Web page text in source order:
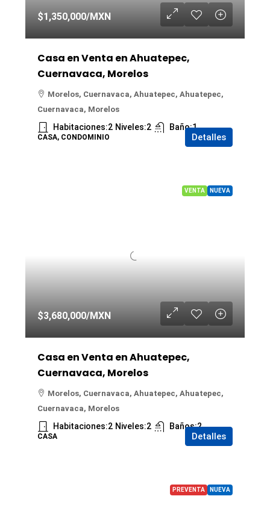
$1,350,000/MXN
Casa en Venta en Ahuatepec,
Cuernavaca, Morelos
Morelos, Cuernavaca, Ahuatepec, Ahuatepec,
Cuernavaca, Morelos
Habitaciones:2 Niveles:2 Baño:1
CASA, CONDOMINIO Detalles
VENTA NUEVA
$3,680,000/MXN
Casa en Venta en Ahuatepec,
Cuernavaca, Morelos
Morelos, Cuernavaca, Ahuatepec, Ahuatepec,
Cuernavaca, Morelos
Habitaciones:2 Niveles:2 Baños:2
CASA Detalles
PREVENTA NUEVA